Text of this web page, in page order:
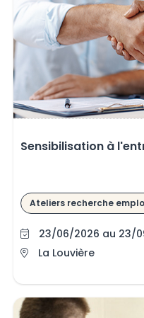
Sensibilisation à
Ateliers recherche
23/06/2026 au 23/
La Louvière